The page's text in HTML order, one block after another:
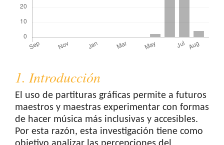
1. Introducción
El uso de partituras gráficas permite a futuros
maestros y maestras experimentar con formas
de hacer música más inclusivas y accesibles.
Por esta razón, esta investigación tiene como